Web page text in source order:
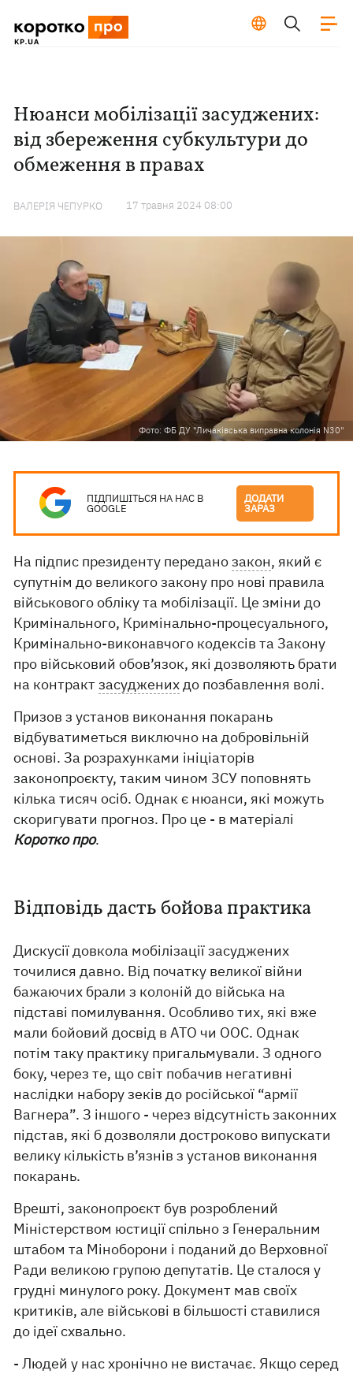
Нюанси мобілізації засуджених:
від збереження субкультури до
обмеження в правах
ВАЛЕРІЯ ЧЕПУРКО 17 травня 2024 08:00
Фото: ФБ ДУ "Личаківська виправна колонія N30"
ПІДПИШІТЬСЯ НА НАС В
GOOGLE
ДОДАТИ
ЗАРАЗ
На підпис президенту переданозакон, який є
супутнім до великого закону про нові правила
військового обліку та мобілізації. Це зміни до
Кримінального, Кримінально-процесуального,
Кримінально-виконавчого кодексів та Закону
про військовий обов’язок, які дозволяють брати
на контрактзасудженихдо позбавлення волі.
Призов з установ виконання покарань
відбуватиметься виключно на добровільній
основі. За розрахунками ініціаторів
законопроєкту, таким чином ЗСУ поповнять
кілька тисяч осіб. Однак є нюанси, які можуть
скоригувати прогноз. Про це - в матеріалі
Коротко про.
Відповідь дасть бойова практика
Дискусії довкола мобілізації засуджених
точилися давно. Від початку великої війни
бажаючих брали з колоній до війська на
підставі помилування. Особливо тих, які вже
мали бойовий досвід в АТО чи ООС. Однак
потім таку практику пригальмували. З одного
боку, через те, що світ побачив негативні
наслідки набору зеків до російської “армії
Вагнера”. З іншого - через відсутність законних
підстав, які б дозволяли достроково випускати
велику кількість в’язнів з установ виконання
покарань.
Врешті, законопроєкт був розроблений
Міністерством юстиції спільно з Генеральним
штабом та Міноборони і поданий до Верховної
Ради великою групою депутатів. Це сталося у
грудні минулого року. Документ мав своїх
критиків, але військові в більшості ставилися
до ідеї схвально.
- Людей у нас хронічно не вистачає. Якщо серед